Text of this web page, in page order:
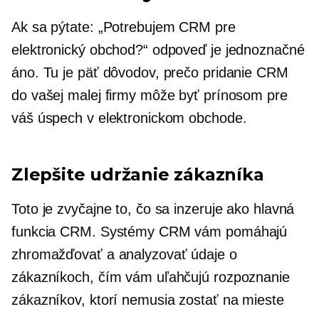
Ak sa pýtate: „Potrebujem CRM pre
elektronický obchod?“ odpoveď je jednoznačné
áno. Tu je päť dôvodov, prečo pridanie CRM
do vašej malej firmy môže byť prínosom pre
váš úspech v elektronickom obchode.
Zlepšite udržanie zákazníka
Toto je zvyčajne to, čo sa inzeruje ako hlavná
funkcia CRM. Systémy CRM vám pomáhajú
zhromažďovať a analyzovať údaje o
zákazníkoch, čím vám uľahčujú rozpoznanie
zákazníkov, ktorí nemusia zostať na mieste